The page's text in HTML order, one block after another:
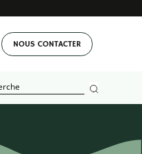
NOUS CONTACTER